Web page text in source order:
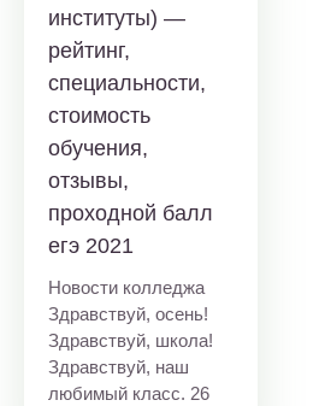
институты) —
рейтинг,
специальности,
стоимость
обучения,
отзывы,
проходной балл
егэ 2021
Новости колледжа
Здравствуй, осень!
Здравствуй, школа!
Здравствуй, наш
любимый класс. 26